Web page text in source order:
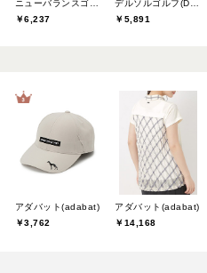
￥6,237
￥5,891
アダバット(adabat)
￥3,762
アダバット(adabat)
￥14,168